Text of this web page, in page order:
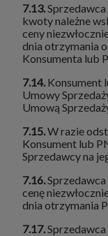
7.13.
kwoty należne
ceny
dnia otrzymania
Konsumenta lub
7.14. Konsument
Umowy
Umową
7.15.W razie
Konsument lub
Sprzedawcy na
7.16.
cenę
dnia otrzymania
7.17.